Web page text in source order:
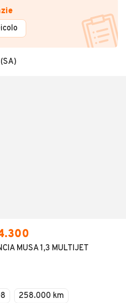
MUSA 1,3 MULTIJET
258.000 km